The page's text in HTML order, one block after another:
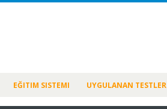
EĞITIM SISTEMI UYGULANAN TESTLER